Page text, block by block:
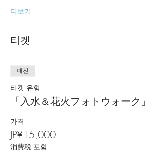
더보기
티켓
매진
티켓 유형
「入水＆花火フォトウォーク」
가격
JP¥15,000
消費税 포함